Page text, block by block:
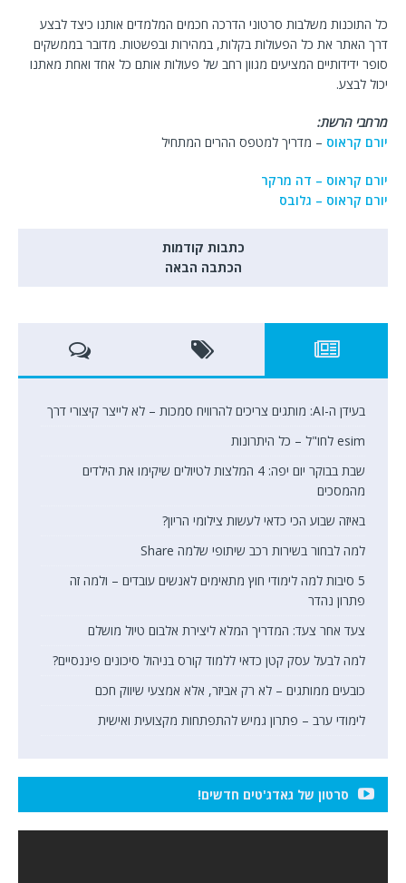
כל התוכנות משלבות סרטוני הדרכה חכמים המלמדים אותנו כיצד לבצע
דרך האתר את כל הפעולות בקלות, במהירות ובפשטות. מדובר בממשקים
סופר ידידותיים המציעים מגוון רחב של פעולות אותם כל אחד ואחת מאתנו
יכול לבצע.
מרחבי הרשת:
יורם קראוס – מדריך למטפס ההרים המתחיל
יורם קראוס – דה מרקר
יורם קראוס – גלובס
כתבות קודמות
הכתבה הבאה
בעידן ה-AI: מותגים צריכים להרוויח סמכות – לא לייצר קיצורי דרך
esim לחו"ל – כל היתרונות
שבת בבוקר יום יפה: 4 המלצות לטיולים שיקימו את הילדים
מהמסכים
באיזה שבוע הכי כדאי לעשות צילומי הריון?
למה לבחור בשירות רכב שיתופי שלמה Share
5 סיבות למה לימודי חוץ מתאימים לאנשים עובדים – ולמה זה
פתרון נהדר
צעד אחר צעד: המדריך המלא ליצירת אלבום טיול מושלם
למה לבעל עסק קטן כדאי ללמוד קורס בניהול סיכונים פיננסיים?
כובעים ממותגים – לא רק אביזר, אלא אמצעי שיווק חכם
לימודי ערב – פתרון גמיש להתפתחות מקצועית ואישית
סרטון של גאדג'טים חדשים!